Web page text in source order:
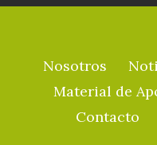
Nosotros
Material de
Contacto